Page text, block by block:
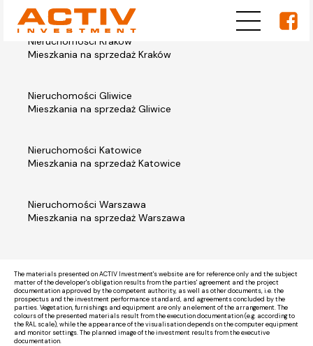
Nieruchomości Kraków
Mieszkania na sprzedaż Kraków
Nieruchomości Gliwice
Mieszkania na sprzedaż Gliwice
Nieruchomości Katowice
Mieszkania na sprzedaż Katowice
Nieruchomości Warszawa
Mieszkania na sprzedaż Warszawa
The materials presented on ACTIV Investment's website are for reference only and the subject
matter of the developer's obligation results from the parties' agreement and the project
documentation approved by the competent authority, as well as other documents, i.e. the
prospectus and the investment performance standard, and agreements concluded by the
parties. Vegetation, furnishings and equipment are only an element of the arrangement. The
colours of the presented materials result from the execution documentation (e.g. according to
the RAL scale), while the appearance of the visualisation depends on the computer equipment
and monitor settings. The planned image of the investment results from the executive
documentation.